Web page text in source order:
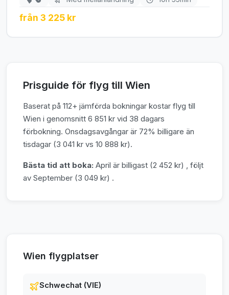
från 3 225 kr
Prisguide för flyg till Wien
Baserat på 112+ jämförda bokningar kostar flyg till
Wien i genomsnitt 6 851 kr vid 38 dagars
förbokning. Onsdagsavgångar är 72% billigare än
tisdagar (3 041 kr vs 10 888 kr).
Bästa tid att boka: April är billigast (2 452 kr) , följt
av September (3 049 kr) .
Wien flygplatser
Schwechat (VIE)